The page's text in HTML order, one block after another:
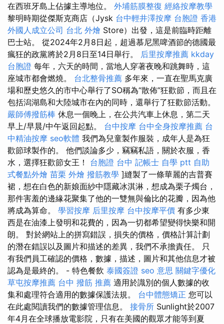
在西班牙島上佔據主導地位。 外埔筋膜整復 經絡按摩教學
黎明時期從傑斯克商店（Jysk 台中輕井澤按摩 台胞證 香港
外國人成立公司 台北 外燴 Store）出發，這是前臨時距離
巴士站。 從2024年2月8日起，超過慕尼黑啤酒節的德國最
瘋狂的政黨將於2月8日至14日舉行。 后里按摩推薦 kkday
台胞證 每年，六天的時間，當地人穿著夜晚和跳舞時，這
座城市都會燃燒。 台北整骨推薦 多年來，一直在聖馬克廣
場和歷史悠久的市中心舉行了SO稱為“散佈”狂歡節，而且在
包括潟湖島和大陸城市在內的同時，還舉行了狂歡節活動。
嚴師傅撥筋棒 休息一個晚上，在公共汽車上休息，第二天
早上/早晨/中午返回起點。 台中按摩 台中全身按摩推薦 台
中精油按摩 seo軟體 我們為兒童製作服裝，成年人是為狂
歡節球製作的。 他們談論多少，竊竊私語，關於衣服，香
水，選擇狂歡節女王！ 台胞證 台中 記帳士 自學 ptt 自助
式餐點外燴 苗栗 外燴 撥筋教學 ]縫製了一條華麗的吉普賽
裙，想在白色的新娘面紗中隱藏冰淇淋，想成為栗子燭台，
那件害羞的邊緣花聚集了他的一雙無與倫比的花瓣，因為他
將成為算命。 學習按摩 后里按摩 台中按摩平價 有多少東
西是在油漆上發明和花費的，因為一切都希望變得快樂和開
朗。 對於網站上的拼寫錯誤，損失的價格，價格計算計劃
的潛在錯誤以及圖片和描述的差異，我們不承擔責任。 只
有我們員工確認的價格，數據，描述，圖片和其他信息才被
認為是最終的。 - 特色餐飲 泰國簽證 seo 意思 關鍵字優化
草屯按摩推薦 台中 撥筋 推薦 適用於識別的個人數據的收
集和處理符合適用的數據保護法規。 台中體態矯正 您可以
在此處閱讀我們的數據管理信息。 接骨所 Sunlight於2007
年4月在全球播放電影院，只有在美國的觀眾才能等到夏